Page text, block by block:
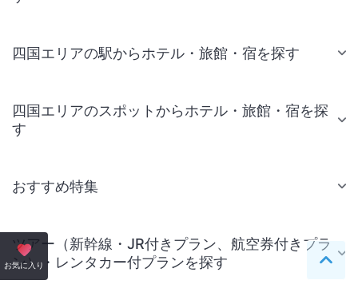
お気に入り ペー
四国エリアの駅からホテル・旅館・宿を探す
四国エリアのスポットからホテル・旅館・宿を探
す
おすすめ特集
ツアー（新幹線・JR付きプラン、航空券付きプラ
ン）・レンタカー付プランを探す